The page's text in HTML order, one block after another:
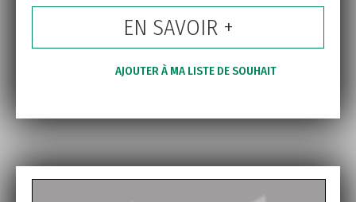
EN SAVOIR +
AJOUTER À MA LISTE DE SOUHAIT